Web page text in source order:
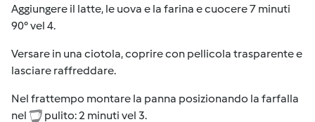
Aggiungere il latte, le uova e la farina e cuocere 7 minuti
90° vel 4.
Versare in una ciotola, coprire con pellicola trasparente e
lasciare raffreddare.
Nel frattempo montare la panna posizionando la farfalla
nel
pulito: 2 minuti vel 3.